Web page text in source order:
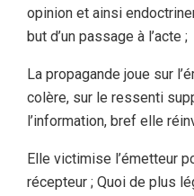
opinion et ainsi
but d’un passage à l’acte ;
La propagande joue sur
colère, sur le ressenti
l’information, bref elle
Elle victimise l’émetteur
récepteur ; Quoi de plus